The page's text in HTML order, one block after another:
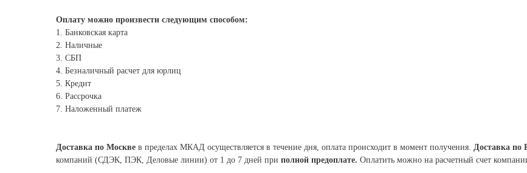
Оплату можно произвести следующим способом:
1. Банковская карта
2. Наличные
3. СБП
4. Безналичный расчет для юрлиц
5. Кредит
6. Рассрочка
7. Наложенный платеж
Доставка по Москве в пределах МКАД осуществляется в течение дня, оплата происходит в момент получения. Доставка по
компаний (СДЭК, ПЭК, Деловые линии) от 1 до 7 дней при полной предоплате. Оплатить можно на расчетный счет